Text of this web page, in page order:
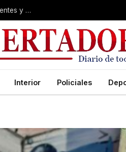
Causa Exen: los detalles del megaoperativo en gimnasios de Corrientes y Chaco
Interior Policiales